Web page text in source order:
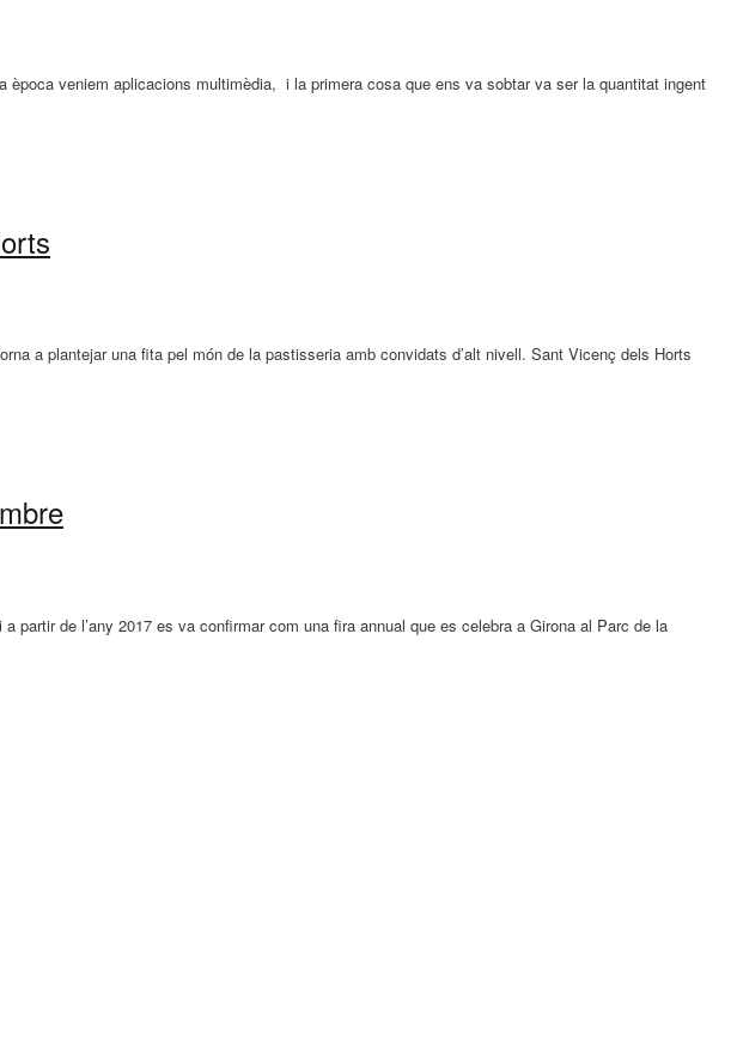
època veniem aplicacions multimèdia, i la primera cosa que ens va sobtar va ser la quantitat ingent
a plantejar una fita pel món de la pastisseria amb convidats d’alt nivell. Sant Vicenç dels Horts
de l’any 2017 es va confirmar com una fira annual que es celebra a Girona al Parc de la